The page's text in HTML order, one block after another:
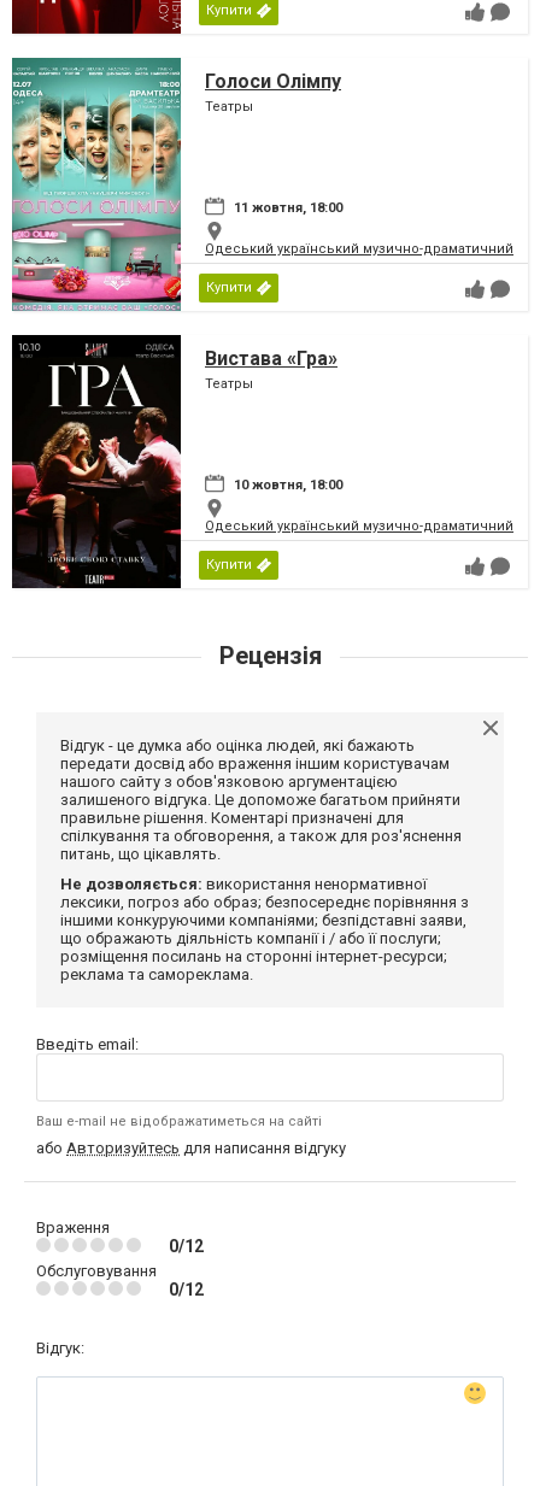
Купити
Голоси Олімпу
Театры
11 жовтня, 18:00
Одеський український музично-драматичний
Купити
Вистава «Гра»
Театры
10 жовтня, 18:00
Одеський український музично-драматичний
Купити
Рецензія
Відгук - це думка або оцінка людей, які бажають
передати досвід або враження іншим користувачам
нашого сайту з обов'язковою аргументацією
залишеного відгука. Це допоможе багатьом прийняти
правильне рішення. Коментарі призначені для
спілкування та обговорення, а також для роз'яснення
питань, що цікавлять.
Не дозволяється: використання ненормативної
лексики, погроз або образ; безпосереднє порівняння з
іншими конкуруючими компаніями; безпідставні заяви,
що ображають діяльність компанії і / або її послуги;
розміщення посилань на сторонні інтернет-ресурси;
реклама та самореклама.
Введіть email:
Ваш e-mail не відображатиметься на сайті
або Авторизуйтесь для написання відгуку
Враження
0/12
Обслуговування
0/12
Відгук: